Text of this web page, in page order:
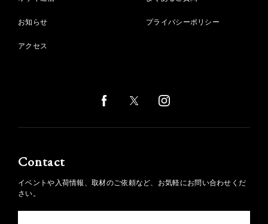
お知らせ
アクセス
プライバシーポリシー
Contact
イベントや入荷情報、取材のご依頼など、お気軽にお問い合わせくだ
さい。